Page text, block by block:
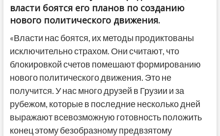
власти боятся его планов по созданию
нового политического движения.
«Власти нас боятся, их методы продиктованы
исключительно страхом. Они считают, что
блокировкой счетов помешают формированию
нового политического движения. Это не
получится. У нас много друзей в Грузии и за
рубежом, которые в последние несколько дней
выражают всевозможную готовность положить
конец этому безобразному предвзятому